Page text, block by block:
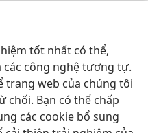
tốt nhất có thể,
công nghệ tương tự.
trang web của chúng tôi
chối. Bạn có thể chấp
các cookie bổ sung